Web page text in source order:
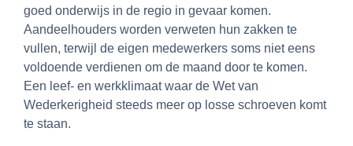
goed onderwijs in de regio in gevaar komen.
Aandeelhouders worden verweten hun zakken te
vullen, terwijl de eigen medewerkers soms niet eens
voldoende verdienen om de maand door te komen.
Een leef- en werkklimaat waar de Wet van
Wederkerigheid steeds meer op losse schroeven komt
te staan.